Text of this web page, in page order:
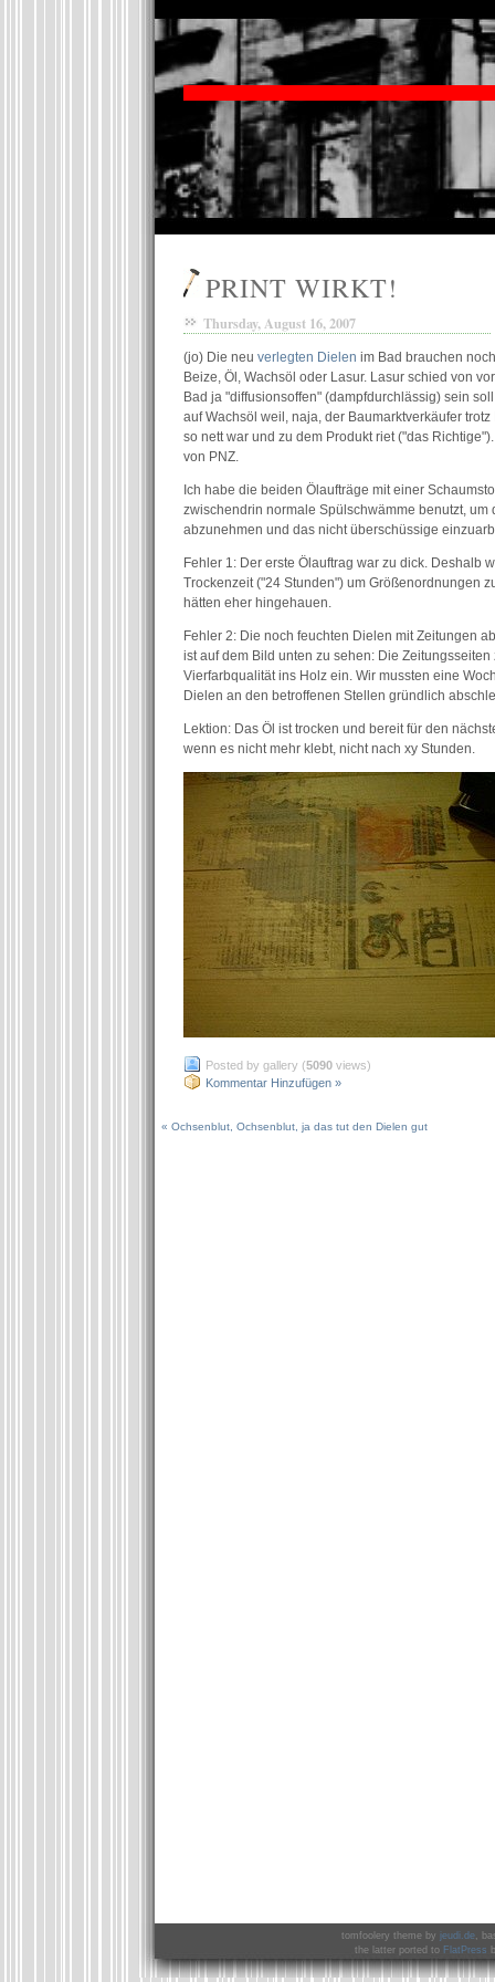
PRINT WIRKT!
Thursday, August 16, 2007
(jo) Die neu verlegten Dielen im Bad brauchen
Beize, Öl, Wachsöl oder Lasur. Lasur schied von
Bad ja "diffusionsoffen" (dampfdurchlässig) sein
auf Wachsöl weil, naja, der Baumarktverkäufer
so nett war und zu dem Produkt riet ("das
von PNZ.
Ich habe die beiden Ölaufträge mit einer
zwischendrin normale Spülschwämme benutzt, um
abzunehmen und das nicht überschüssige
Fehler 1: Der erste Ölauftrag war zu dick. Deshalb
Trockenzeit ("24 Stunden") um Größenordnungen
hätten eher hingehauen.
Fehler 2: Die noch feuchten Dielen mit Zeitungen
ist auf dem Bild unten zu sehen: Die
Vierfarbqualität ins Holz ein. Wir mussten eine
Dielen an den betroffenen Stellen gründlich
Lektion: Das Öl ist trocken und bereit für den
wenn es nicht mehr klebt, nicht nach xy Stunden.
Posted by gallery (5090 views)
Kommentar Hinzufügen »
« Ochsenblut, Ochsenblut, ja das tut den Dielen gut
tomfoolery theme by jeudi.de,
the latter ported to FlatPress